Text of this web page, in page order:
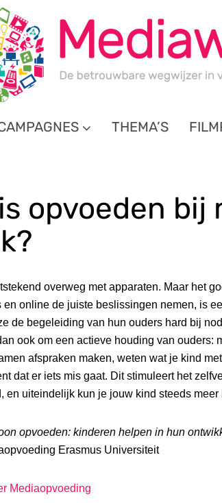
THEMA’S
opvoeden bij
overweg met apparaten. Maar het
en online de juiste beslissingen nemen, is
de begeleiding van hun ouders hard bij
ook om een actieve houding van ouders:
afspraken maken, weten wat je kind
dat er iets mis gaat. Dit stimuleert het
en uiteindelijk kun je jouw kind steeds meer
opvoeden: kinderen helpen in hun
Erasmus Universiteit
Mediaopvoeding